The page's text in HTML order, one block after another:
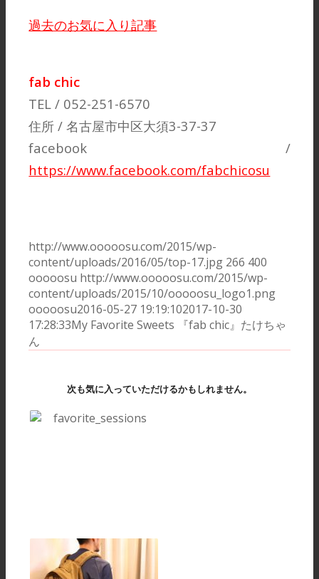
過去のお気に入り記事
fab chic
TEL / 052-251-6570
住所 / 名古屋市中区大須3-37-37
facebook /
https://www.facebook.com/fabchicosu
http://www.ooooosu.com/2015/wp-
content/uploads/2016/05/top-17.jpg 266 400
ooooosu http://www.ooooosu.com/2015/wp-
content/uploads/2015/10/ooooosu_logo1.png
ooooosu2016-05-27 19:19:102017-10-30
17:28:33My Favorite Sweets 『fab chic』たけちゃ
ん
次も気に入っていただけるかもしれません。